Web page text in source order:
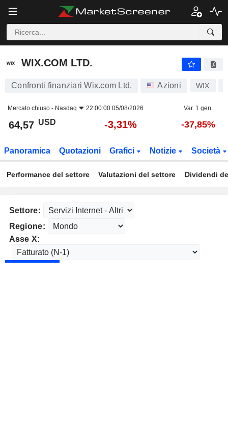
WIX.COM LTD.
WIX.COM LTD.
Confronti finanziari Wix.com Ltd. Azioni WIX
Mercato chiuso - Nasdaq 22:00:00 05/08/2026 Var. 1 gen.
64,57 USD -3,31% -37,85%
Panoramica Quotazioni Grafici Notizie Società
Performance del settore Valutazioni del settore Dividendi
Settore:
Regione:
Asse X: